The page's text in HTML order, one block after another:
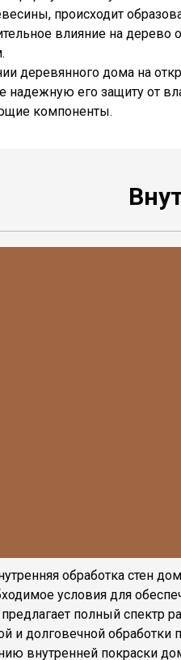
происходит
влияние на
деревянного дома на
надежную его защиту от
компоненты.
обработка стен
условия для
полный спектр
и долговечной обработки
внутренней покраски